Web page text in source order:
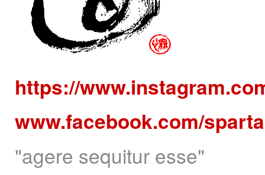
https://
www.facebook.com/
"agere sequitur esse"